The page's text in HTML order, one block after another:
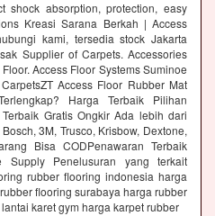
shock absorption, protection, easy
Kreasi Sarana Berkah | Access
kami, tersedia stock Jakarta
Supplier of Carpets. Accessories
Access Floor Systems Suminoe
Access Floor Rubber Mat
Harga Terbaik Pilihan
Gratis Ongkir Ada lebih dari
3M, Trusco, Krisbow, Dextone,
Bisa CODPenawaran Terbaik
Supply Penelusuran yang terkait
rubber flooring indonesia harga
flooring surabaya harga rubber
karet gym harga karpet rubber